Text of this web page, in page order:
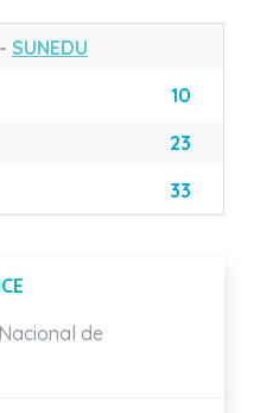
- SUNEDU
10
23
33
de